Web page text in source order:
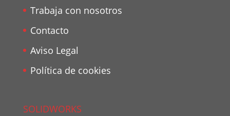
Trabaja con nosotros
Contacto
Aviso Legal
Política de cookies
SOLIDWORKS